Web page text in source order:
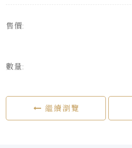
售價:
數量:
繼續瀏覽